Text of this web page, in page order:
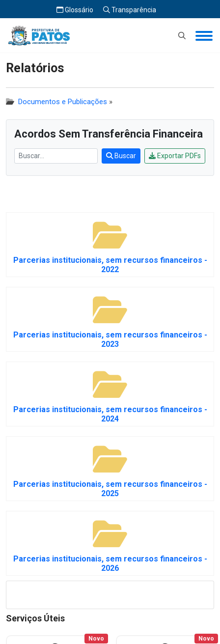
Glossário Transparência
Início Relatórios
Relatórios
Documentos e Publicações »
Acordos Sem Transferência Financeira
Buscar Exportar PDFs
Parcerias institucionais, sem recursos financeiros -
2022
Parcerias institucionais, sem recursos financeiros -
2023
Parcerias institucionais, sem recursos financeiros -
2024
Parcerias institucionais, sem recursos financeiros -
2025
Parcerias institucionais, sem recursos financeiros -
2026
Serviços Úteis
Novo Novo